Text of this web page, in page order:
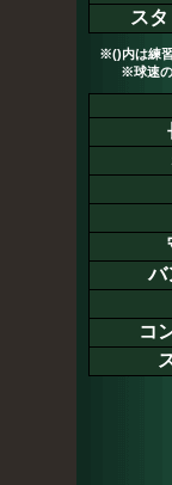
ス
※()内は練習
※球速の
バ
コ